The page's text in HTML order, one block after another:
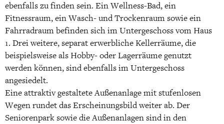
ebenfalls zu finden sein. Ein Wellness-Bad, ein
Fitnessraum, ein Wasch- und Trockenraum sowie ein
Fahrradraum befinden sich im Untergeschoss vom Haus
1. Drei weitere, separat erwerbliche Kellerräume, die
beispielsweise als Hobby- oder Lagerräume genutzt
werden können, sind ebenfalls im Untergeschoss
angesiedelt.
Eine attraktiv gestaltete Außenanlage mit stufenlosen
Wegen rundet das Erscheinungsbild weiter ab. Der
Seniorenpark sowie die Außenanlagen sind in den